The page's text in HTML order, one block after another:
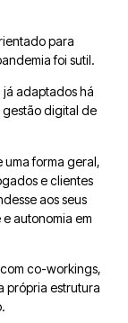
para
foi sutil.
adaptados há
digital de
uma forma geral,
e clientes
aos seus
autonomia em
co-workings,
própria estrutura